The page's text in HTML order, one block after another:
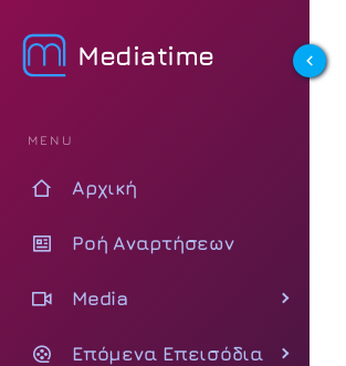
Mediatime
MENU
Αρχική
Ροή Αναρτήσεων
Media
Επόμενα Επεισόδια